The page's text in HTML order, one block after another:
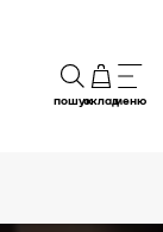
пошукскладменю